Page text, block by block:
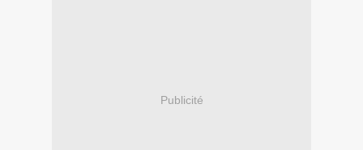
Publicité